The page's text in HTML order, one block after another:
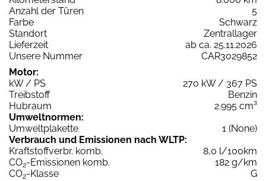
Anzahl der Türen
5
Farbe
Schwarz
Standort
Zentrallager
Lieferzeit
ab ca. 25.11.2026
Unsere Nummer
CAR3029852
Motor:
kW / PS
270 kW / 367 PS
Treibstoff
Benzin
Hubraum
2.995 cm³
Umweltnormen:
Umweltplakette
1 (None)
Verbrauch und Emissionen nach WLTP:
Kraftstoffverbr. komb.
8,0 l/100km
CO2-Emissionen komb.
182 g/km
CO2-Klasse
G